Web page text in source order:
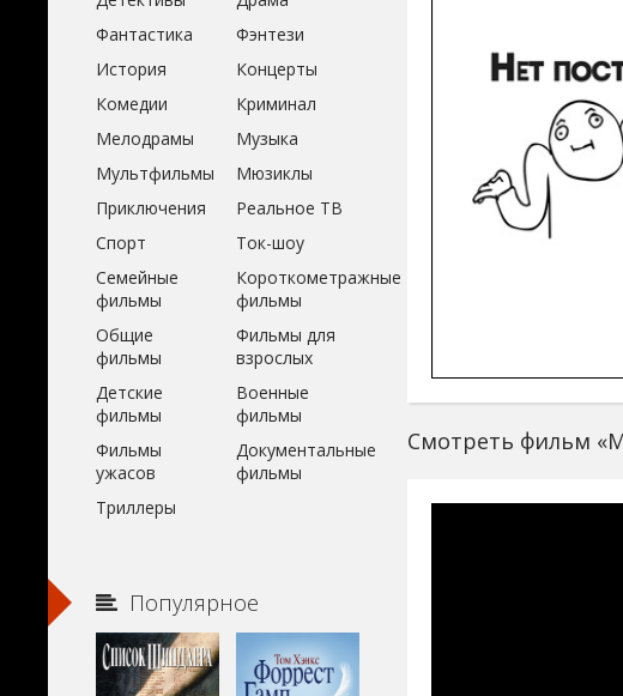
Смотреть фильм
Фантастика
Фэнтези
История
Концерты
Комедии
Криминал
Мелодрамы
Музыка
Мультфильмы
Мюзиклы
Приключения
Реальное ТВ
Спорт
Ток-шоу
Семейные
фильмы
Короткометражные
фильмы
Общие
фильмы
Фильмы для
взрослых
Детские
фильмы
Военные
фильмы
Фильмы
ужасов
Документальные
фильмы
Триллеры
Популярное